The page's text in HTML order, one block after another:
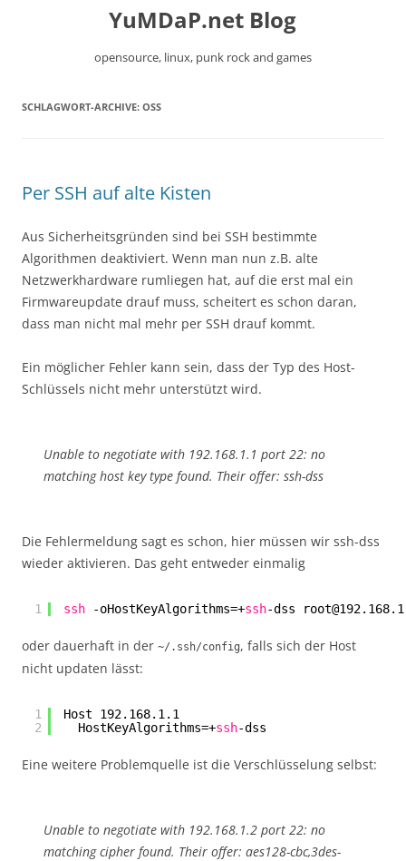
YuMDaP.net Blog
opensource, linux, punk rock and games
SCHLAGWORT-ARCHIVE: OSS
Per SSH auf alte Kisten
Aus Sicherheitsgründen sind bei SSH bestimmte
Algorithmen deaktiviert. Wenn man nun z.B. alte
Netzwerkhardware rumliegen hat, auf die erst mal ein
Firmwareupdate drauf muss, scheitert es schon daran,
dass man nicht mal mehr per SSH drauf kommt.
Ein möglicher Fehler kann sein, dass der Typ des Host-
Schlüssels nicht mehr unterstützt wird.
Unable to negotiate with 192.168.1.1 port 22: no
matching host key type found. Their offer: ssh-dss
Die Fehlermeldung sagt es schon, hier müssen wir ssh-dss
wieder aktivieren. Das geht entweder einmalig
1 ssh -oHostKeyAlgorithms=+ssh-dss
oder dauerhaft in der ~/.ssh/config, falls sich der Host
nicht updaten lässt:
1
2
Host 192.168.1.1
HostKeyAlgorithms=+ssh-dss
Eine weitere Problemquelle ist die Verschlüsselung selbst:
Unable to negotiate with 192.168.1.2 port 22: no
matching cipher found. Their offer: aes128-cbc,3des-